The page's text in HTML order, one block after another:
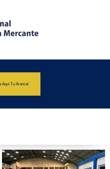
Aquí Tu Arancel